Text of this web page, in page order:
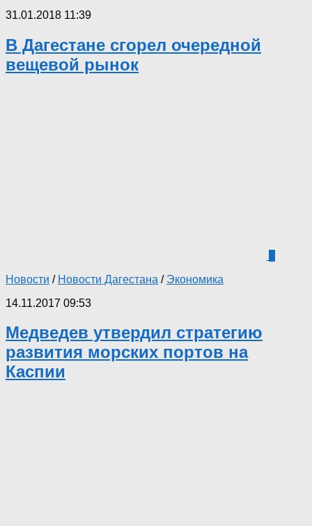
31.01.2018 11:39
В Дагестане сгорел очередной
вещевой рынок
Новости / Новости Дагестана / Экономика
14.11.2017 09:53
Медведев утвердил стратегию
развития морских портов на
Каспии